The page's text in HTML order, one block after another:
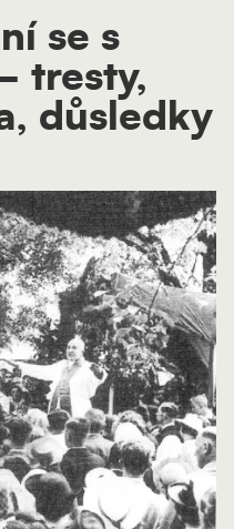
se s
tresty,
důsledky